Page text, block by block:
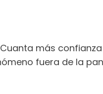
más
fuera de la